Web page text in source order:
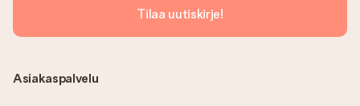
Tilaa uutiskirje!
Asiakaspalvelu